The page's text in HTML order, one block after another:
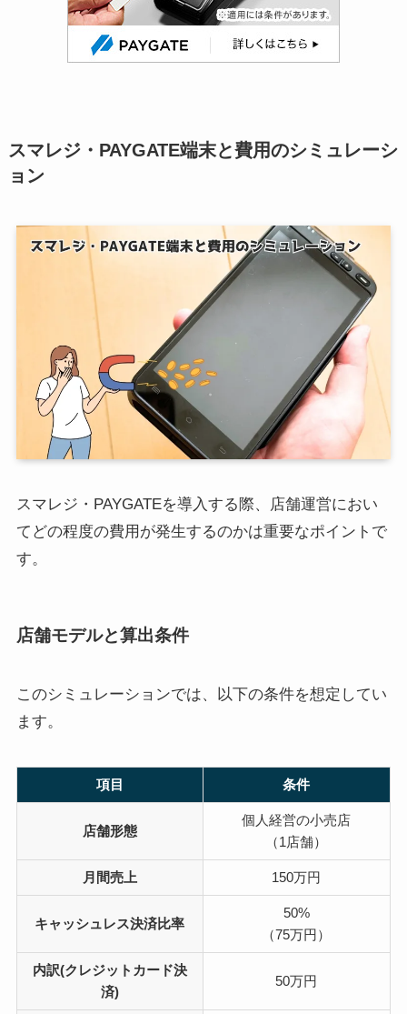
スマレジ・PAYGATE端末と費用のシミュレーシ
ョン
スマレジ・PAYGATEを導入する際、店舗運営におい
てどの程度の費用が発生するのかは重要なポイントで
す。
店舗モデルと算出条件
このシミュレーションでは、以下の条件を想定してい
ます。
項目 条件
店舗形態
個人経営の小売店
（1店舗）
月間売上 150万円
キャッシュレス決済比率
50%
（75万円）
内訳(クレジットカード決
済)
50万円